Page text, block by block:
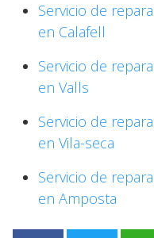
Servicio de
en Calafell
Servicio de
en Valls
Servicio de
en Vila-seca
Servicio de
en Amposta